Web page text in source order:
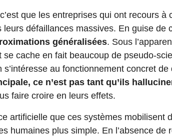
que les entreprises qui ont recours
défaillances massives. En guise de
généralisées. Sous
se cache en fait beaucoup de pseudo-
au fonctionnement concret
ce n’est pas tant qu’ils
faire croire en leurs effets.
artificielle que ces systèmes mobilisent
humaines plus simple. En l’absence de